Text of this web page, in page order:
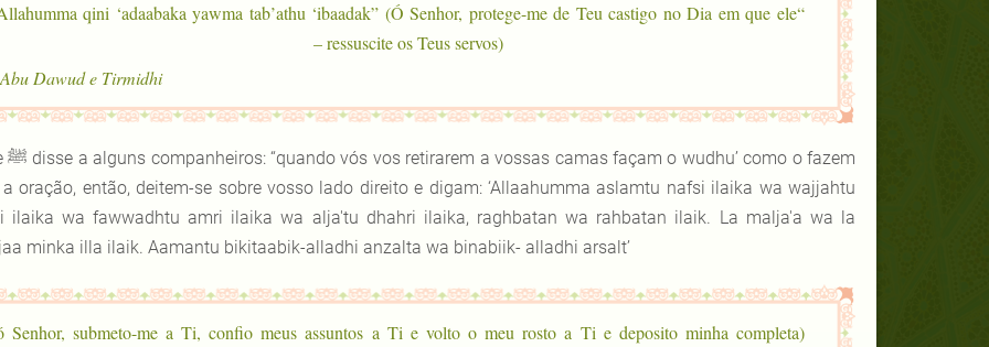
qini ‘adaabaka yawma tab’athu ‘ibaadak” (Ó Senhor, protege-me de Teu castigo no Dia em que ele
ressuscite os Teus servos) –
Abu Dawud e Tirmidhi.
Ele ﷺ disse a alguns companheiros: “quando vós vos retirarem a vossas camas façam o wudhu’ como o fazem
oração, então, deitem-se sobre vosso lado direito e digam: ‘Allaahumma aslamtu nafsi ilaika wa wajjahtu
ilaika wa fawwadhtu amri ilaika wa alja'tu dhahri ilaika, raghbatan wa rahbatan ilaik. La malja'a wa la
minka illa ilaik. Aamantu bikitaabik-alladhi anzalta wa binabiik- alladhi arsalt’
Senhor, submeto-me a Ti, confio meus assuntos a Ti e volto o meu rosto a Ti e deposito minha completa